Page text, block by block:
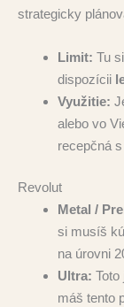
strategicky
Limit: Tu
dispozícii
Využitie:
alebo vo
recepčná
Revolut
Metal /
si musíš
na úrovni
Ultra:
máš tento